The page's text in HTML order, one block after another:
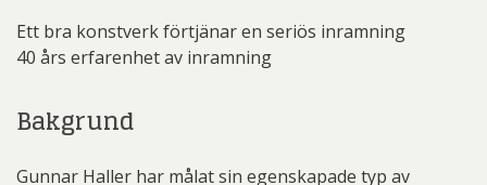
Ett bra konstverk förtjänar en seriös inramning
40 års erfarenhet av inramning
Bakgrund
Gunnar Haller har målat sin egenskapade typ av